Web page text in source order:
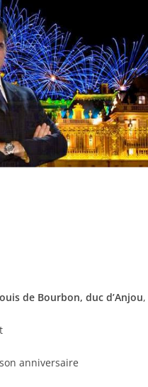
de Bourbon, duc d’Anjou,
anniversaire